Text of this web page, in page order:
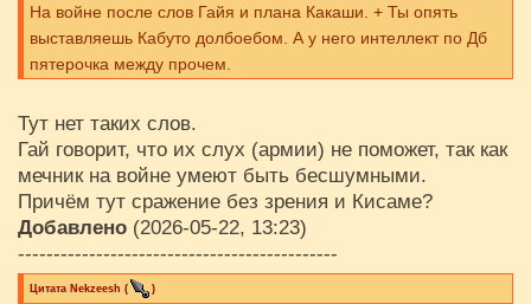
На войне после слов Гайя и плана Какаши. + Ты опять
выставляешь Кабуто долбоебом. А у него интеллект по Дб
пятерочка между прочем.
Тут нет таких слов.
Гай говорит, что их слух (армии) не поможет, так как
мечник на войне умеют быть бесшумными.
Причём тут сражение без зрения и Кисаме?
Добавлено (2026-05-22, 13:23)
---------------------------------------------
Цитата Nekzeesh ( )